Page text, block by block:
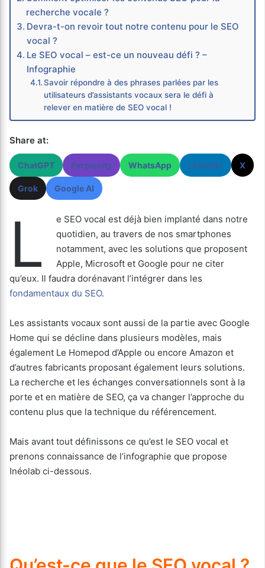
recherche vocale ?
Devra-t-on revoir tout notre contenu pour le SEO
vocal ?
Le SEO vocal – est-ce un nouveau défi ? –
Infographie
Savoir répondre à des phrases parlées par les
utilisateurs d’assistants vocaux sera le défi à
relever en matière de SEO vocal !
Share at:
ChatGPT Perplexity WhatsApp LinkedIn X
Grok Google AI
L
e SEO vocal est déjà bien implanté dans notre
quotidien, au travers de nos smartphones
notamment, avec les solutions que proposent
Apple, Microsoft et Google pour ne citer
qu’eux. Il faudra dorénavant l’intégrer dans les
fondamentaux du SEO.
Les assistants vocaux sont aussi de la partie avec Google
Home qui se décline dans plusieurs modèles, mais
également Le Homepod d’Apple ou encore Amazon et
d’autres fabricants proposant également leurs solutions.
La recherche et les échanges conversationnels sont à la
porte et en matière de SEO, ça va changer l’approche du
contenu plus que la technique du référencement.
Mais avant tout définissons ce qu’est le SEO vocal et
prenons connaissance de l’infographie que propose
Inéolab ci-dessous.